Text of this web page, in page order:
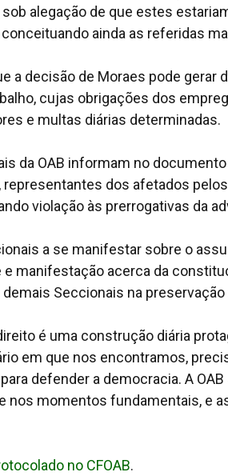
alegação de que estes
ainda as referidas
a decisão de Moraes pode gerar
cujas obrigações dos
e multas diárias determinadas.
da OAB informam no
representantes dos afetados
violação às prerrogativas da
a se manifestar sobre o
e manifestação acerca da
Seccionais na
é uma construção diária
em que nos encontramos,
defender a democracia. A
nos momentos fundamentais, e
no CFOAB.